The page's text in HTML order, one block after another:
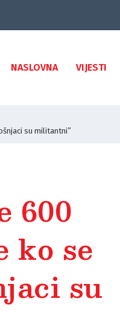
NASLOVNA VIJESTI
su militantni”
600
ko se
su